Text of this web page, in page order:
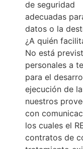
de seguridad
adecuadas
datos o la
¿A quién
No está
personales a
para el
ejecución de
nuestros
con
los cuales el
contratos de